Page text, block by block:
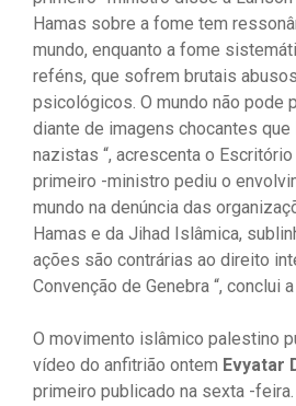
Hamas sobre a fome tem
mundo, enquanto a fome
reféns, que sofrem brutais
psicológicos. O mundo não pode
diante de imagens chocantes
nazistas “, acrescenta o Escritório
primeiro -ministro pediu o
mundo na denúncia das
Hamas e da Jihad Islâmica,
ações são contrárias ao direito
Convenção de Genebra “, conclui
O movimento islâmico palestino
vídeo do anfitrião ontem Evyatar
primeiro publicado na sexta -